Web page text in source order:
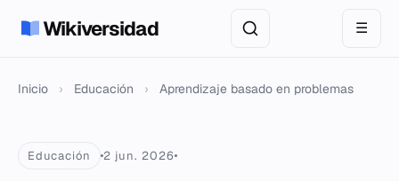
Wikiversidad ☰
Inicio › Educación › Aprendizaje basado en problemas
Educación 2 jun. 2026